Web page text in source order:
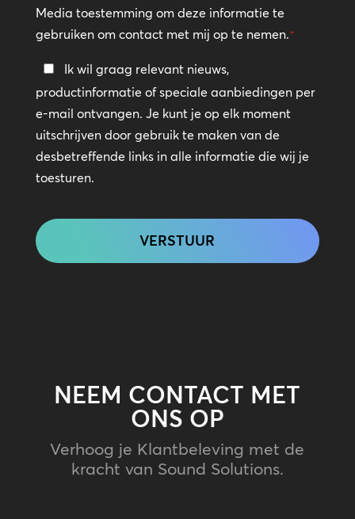
Media toestemming om deze informatie te
gebruiken om contact met mij op te nemen.*
Blijf
in
contact
Ik wil graag relevant nieuws,
productinformatie of speciale aanbiedingen per
e-mail ontvangen. Je kunt je op elk moment
uitschrijven door gebruik te maken van de
desbetreffende links in alle informatie die wij je
toesturen.
NEEM CONTACT MET
ONS OP
Verhoog je Klantbeleving met de
kracht van Sound Solutions.